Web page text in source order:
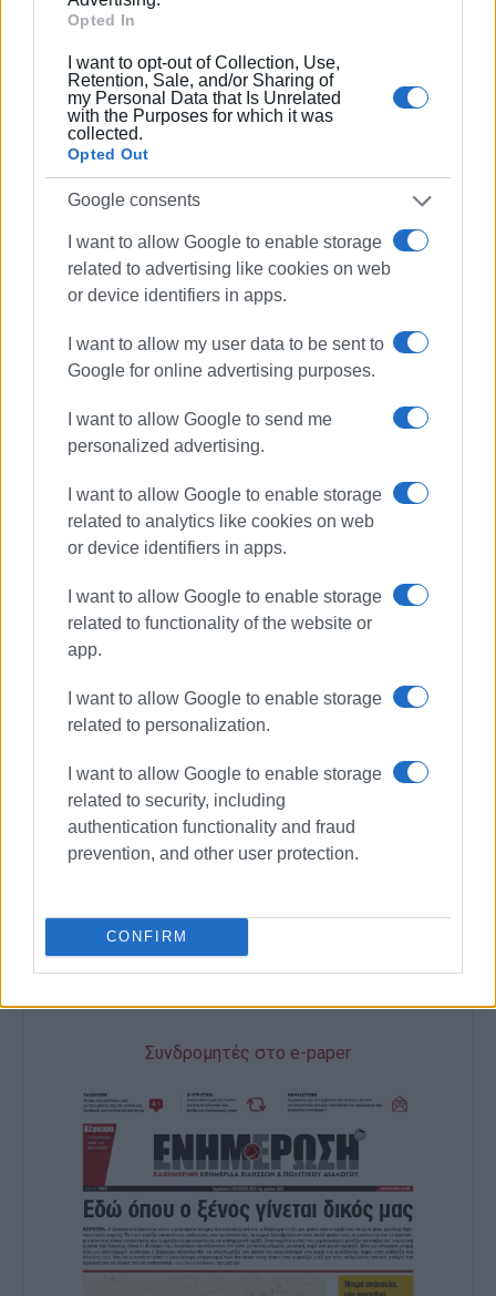
Opted In
I want to opt-out of Collection, Use,
Retention, Sale, and/or Sharing of
my Personal Data that Is Unrelated
with the Purposes for which it was
collected.
Opted Out
Google consents
I want to allow Google to enable storage
related to advertising like cookies on web
or device identifiers in apps.
I want to allow my user data to be sent to
Google for online advertising purposes.
I want to allow Google to send me
personalized advertising.
I want to allow Google to enable storage
related to analytics like cookies on web
or device identifiers in apps.
I want to allow Google to enable storage
related to functionality of the website or
app.
I want to allow Google to enable storage
related to personalization.
I want to allow Google to enable storage
related to security, including
authentication functionality and fraud
prevention, and other user protection.
CONFIRM
- Στην ανυποχώρητη μάχη για τα δημόσια αγαθά, τα
εργατικά, λαϊκά και δημοκρατικά δικαιώματα, μακριά
από λογικές αρχηγισμού και αποκλειστικότητας
- Στη βροντερή έκφραση αλληλεγγύης προς τους λαούς
που μάχονται για ελευθερία και αυτοδιάθεση, με
κορυφαίο παράδειγμα τον αγωνιζόμενο λαό της
Παλαιστίνης.
​Σύντομο βιογραφικό
Γεννήθηκε το 1960 στην Κέρκυρα, όπου κατοικεί μόνιμα
παντρεμένη και μητέρα δύο παιδιών. Εργάστηκε επί 40
χρόνια στη δημόσια εκπαίδευση (δευτεροβάθμια και
ενηλίκων).
Σπούδασε αρχικά Ιστορία και Αρχαιολογία και
αργότερα Ψυχολογία στη Φιλοσοφική Σχολή του ΕΚΠΑ,
έλαβε τίτλο μεταπτυχιακών σπουδών του ΕΑΠ
(Σπουδές στην Εκπαίδευση) και είναι επί πτυχίω
φοιτήτρια στο Τμήμα Ξένων Γλωσσών Μετάφρασης και
Διερμηνείας του Ιονίου Πανεπιστημίου.
Αρθρογραφεί στον έντυπο και ηλεκτρονικό τύπο,
συνεργάζεται μόνιμα με το εκπαιδευτικό περιοδικό
Σελιδοδείκτης στην εκπαίδευση και την κοινωνίακαι
δοκιμάζει τις ικανότητές της στη συγγραφή βιβλίων.
Υπήρξε για χρόνια μέλος της ΕΛΜΕ Κέρκυρας. Είναι
μέλος της ΑΝΤΑΡΣΥΑ Κέρκυρας και της
Αντικαπιταλιστικής Αριστεράς στα Ιόνια.
Ακολουθήστε το enimerosi στοFacebook
Συνδρομητές στο e-paper